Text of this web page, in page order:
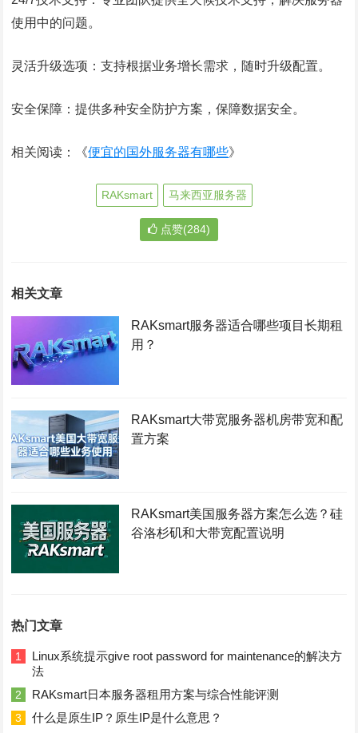
使用中的问题。
灵活升级选项：支持根据业务增长需求，随时升级配置。
安全保障：提供多种安全防护方案，保障数据安全。
相关阅读：《便宜的国外服务器有哪些》
RAKsmart 马来西亚服务器
点赞(284)
相关文章
RAKsmart服务器适合哪些项目长期租
用？
RAKsmart大带宽服务器机房带宽和配
置方案
RAKsmart美国服务器方案怎么选？硅
谷洛杉矶和大带宽配置说明
热门文章
1
Linux系统提示give root password for maintenance的解决方
法
2 RAKsmart日本服务器租用方案与综合性能评测
3 什么是原生IP？原生IP是什么意思？